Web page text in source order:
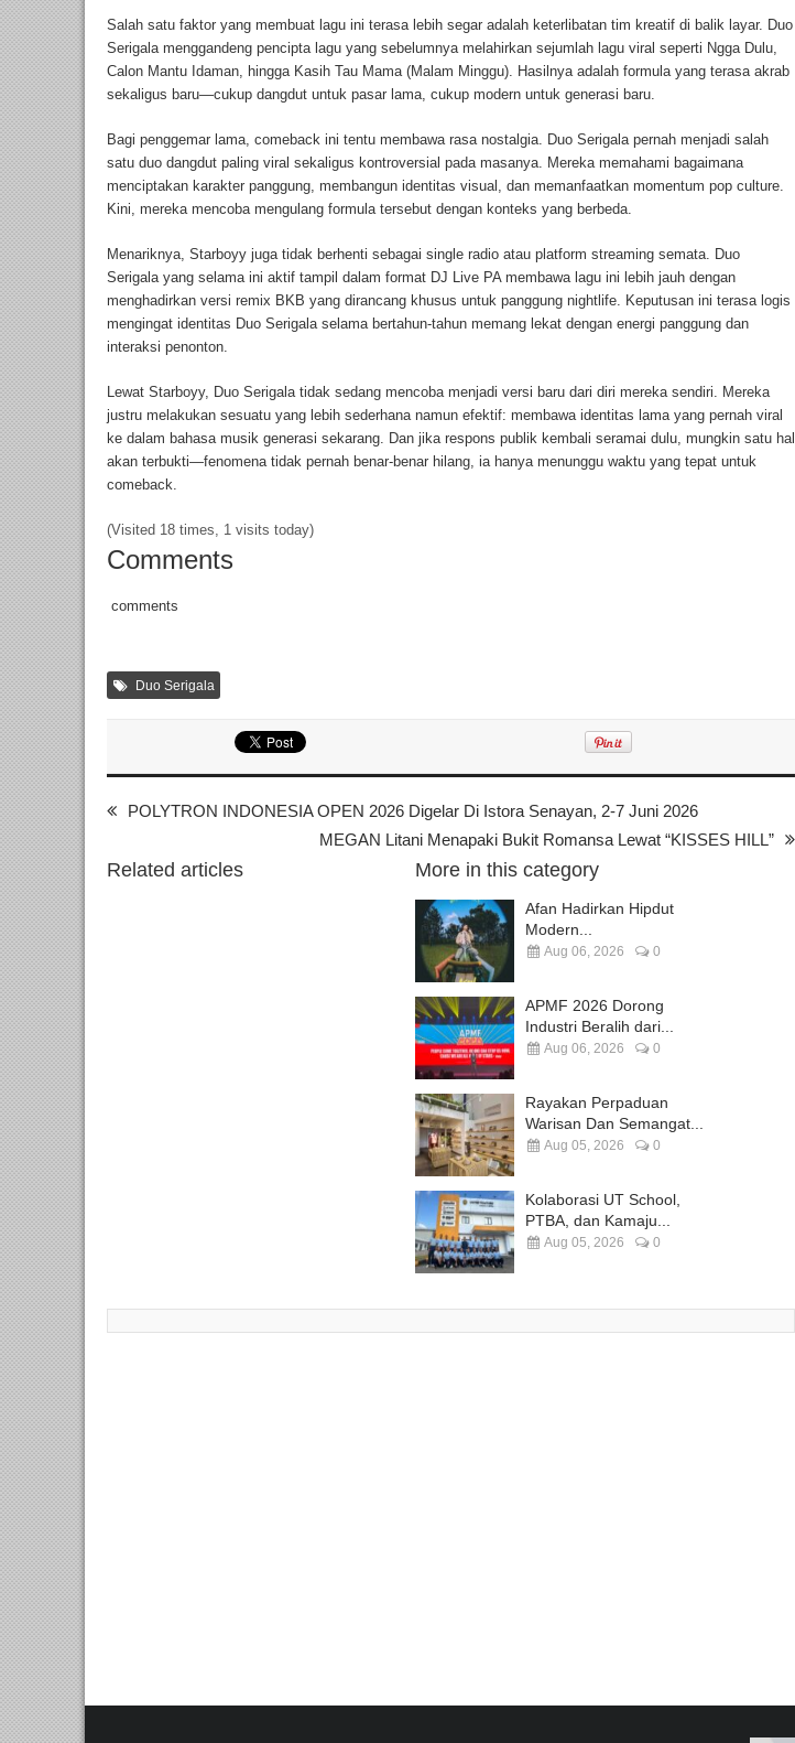
Salah satu faktor yang membuat lagu ini terasa lebih segar adalah keterlibatan tim kreatif di balik layar. Duo
Serigala menggandeng pencipta lagu yang sebelumnya melahirkan sejumlah lagu viral seperti Ngga Dulu,
Calon Mantu Idaman, hingga Kasih Tau Mama (Malam Minggu). Hasilnya adalah formula yang terasa akrab
sekaligus baru—cukup dangdut untuk pasar lama, cukup modern untuk generasi baru.
Bagi penggemar lama, comeback ini tentu membawa rasa nostalgia. Duo Serigala pernah menjadi salah
satu duo dangdut paling viral sekaligus kontroversial pada masanya. Mereka memahami bagaimana
menciptakan karakter panggung, membangun identitas visual, dan memanfaatkan momentum pop culture.
Kini, mereka mencoba mengulang formula tersebut dengan konteks yang berbeda.
Menariknya, Starboyy juga tidak berhenti sebagai single radio atau platform streaming semata. Duo
Serigala yang selama ini aktif tampil dalam format DJ Live PA membawa lagu ini lebih jauh dengan
menghadirkan versi remix BKB yang dirancang khusus untuk panggung nightlife. Keputusan ini terasa logis
mengingat identitas Duo Serigala selama bertahun-tahun memang lekat dengan energi panggung dan
interaksi penonton.
Lewat Starboyy, Duo Serigala tidak sedang mencoba menjadi versi baru dari diri mereka sendiri. Mereka
justru melakukan sesuatu yang lebih sederhana namun efektif: membawa identitas lama yang pernah viral
ke dalam bahasa musik generasi sekarang. Dan jika respons publik kembali seramai dulu, mungkin satu hal
akan terbukti—fenomena tidak pernah benar-benar hilang, ia hanya menunggu waktu yang tepat untuk
comeback.
(Visited 18 times, 1 visits today)
Comments
comments
Duo Serigala
POLYTRON INDONESIA OPEN 2026 Digelar Di Istora Senayan, 2-7 Juni 2026
MEGAN Litani Menapaki Bukit Romansa Lewat “KISSES HILL”
Related articles More in this category
Afan Hadirkan Hipdut
Modern...
Aug 06, 2026 0
APMF 2026 Dorong
Industri Beralih dari...
Aug 06, 2026 0
Rayakan Perpaduan
Warisan Dan Semangat...
Aug 05, 2026 0
Kolaborasi UT School,
PTBA, dan Kamaju...
Aug 05, 2026 0